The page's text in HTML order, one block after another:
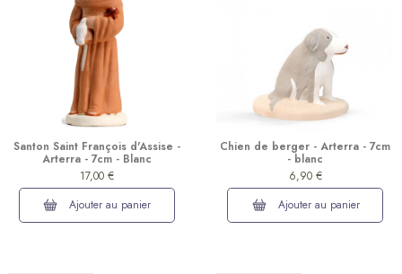
Santon Saint François d'Assise -
Arterra - 7cm - Blanc
17,00 €
Ajouter au panier
Chien de berger - Arterra - 7cm
- blanc
6,90 €
Ajouter au panier